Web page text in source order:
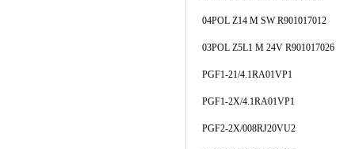
04POL Z14 M SW R901017012
03POL Z5L1 M 24V R901017026
PGF1-21/4.1RA01VP1
PGF1-2X/4.1RA01VP1
PGF2-2X/008RJ20VU2